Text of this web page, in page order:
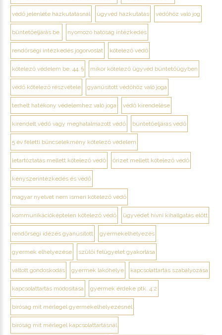
védő jelenléte házkutatásnál ügyvéd házkutatás védőhöz való jog
büntetőeljárás be. nyomozó hatóság intézkedés
rendőrségi intézkedés jogorvoslat kötelező védő
kötelező védelem be. 44. § mikor kötelező ügyvéd büntetőügyben
védő kötelező részvétele gyanúsított védőhöz való joga
terhelt hatékony védelemhez való joga védő kirendelése
kirendelt védő vagy meghatalmazott védő büntetőeljárás védő
5 év feletti bűncselekmény kötelező védelem
letartóztatás mellett kötelező védő őrizet mellett kötelező védő
kényszerintézkedés és védő
magyar nyelvet nem ismeri kötelező védő
kommunikációképtelen kötelező védő ügyvédet hívni kihallgatás előtt
rendőrségi idézés gyanúsított gyermekelhelyezés
gyermek elhelyezése szülői felügyelet gyakorlása
váltott gondoskodás gyermek lakóhelye kapcsolattartás szabályozása
kapcsolattartás módosítása gyermek érdeke ptk. 4:2
bíróság mit mérlegel gyermekelhelyezésnél
bíróság mit mérlegel kapcsolattartásnál